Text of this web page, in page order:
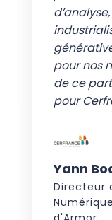
pour nos
de ce
pour
Yann
Directeur